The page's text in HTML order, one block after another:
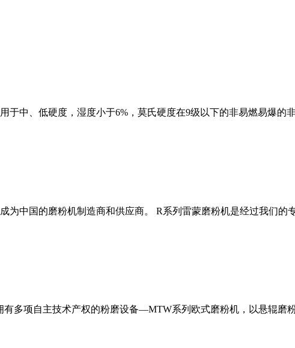
于中、低硬度，湿度小于6%，莫氏硬度在9级以下的非易燃易爆的
为中国的磨粉机制造商和供应商。 R系列雷蒙磨粉机是经过我们的
多项自主技术产权的粉磨设备—MTW系列欧式磨粉机，以悬辊磨